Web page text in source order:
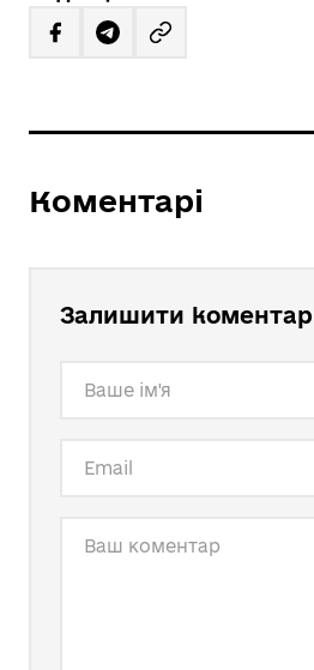
Коментарі
Залишити коментар